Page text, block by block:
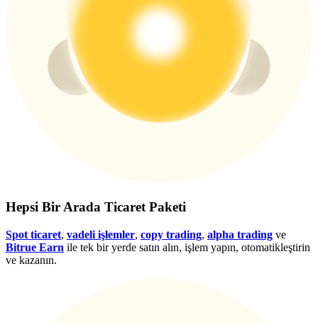
Giriş yapÜye ol
Hepsi Bir Arada Ticaret Paketi
Spot ticaret, vadeli işlemler, copy trading, alpha trading ve
Bitrue Earn ile tek bir yerde satın alın, işlem yapın, otomatikleştirin
ve kazanın.